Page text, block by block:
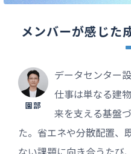
メンバーが感じた
園部
データセンター
仕事は単なる建
来を支える基盤
た。省エネや分散配置、